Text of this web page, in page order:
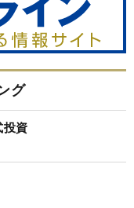
グ
投資